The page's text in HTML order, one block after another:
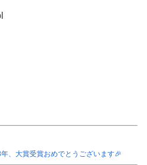
、大賞受賞おめでとうございます🎉